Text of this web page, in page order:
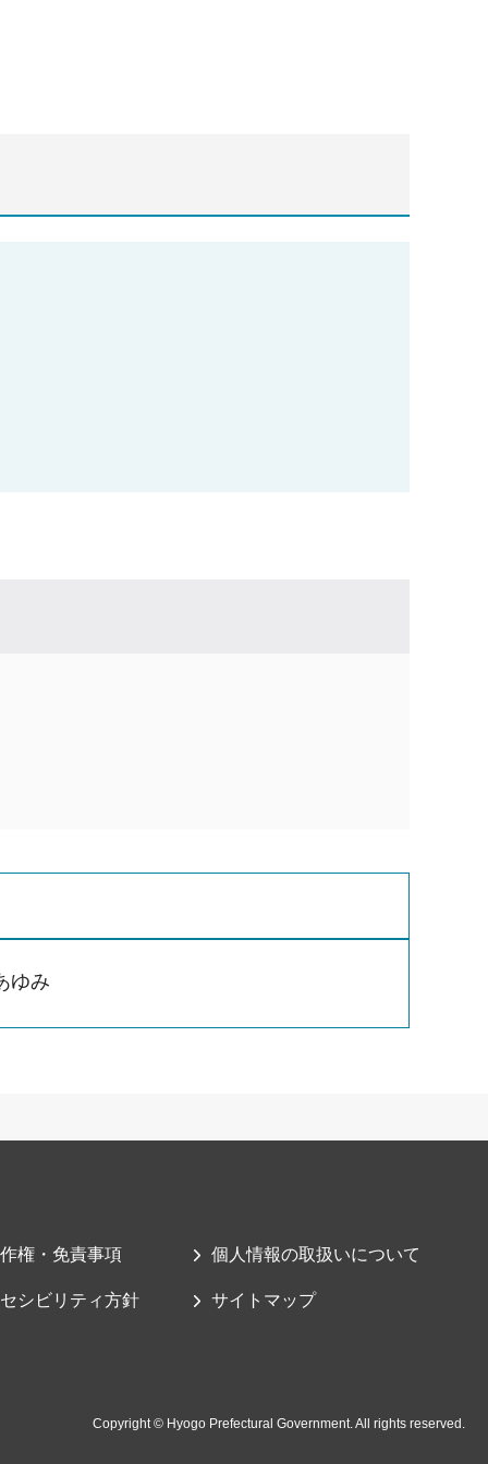
ゆみ
権・免責事項 個人情報の取扱いについて
シビリティ方針 サイトマップ
Copyright © Hyogo Prefectural Government. All rights reserved.